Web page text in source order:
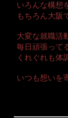
いろんな構想
もちろん大阪
大変な就職活
毎日頑張って
くれぐれも体
いつも想いを